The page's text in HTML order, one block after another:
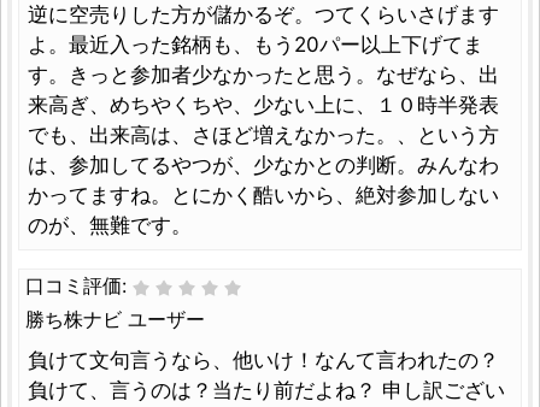
逆に空売りした方が儲かるぞ。つてくらいさげます
よ。最近入った銘柄も、もう20パー以上下げてま
す。きっと参加者少なかったと思う。なぜなら、出
来高ぎ、めちやくちや、少ない上に、１０時半発表
でも、出来高は、さほど増えなかった。、という方
は、参加してるやつが、少なかとの判断。みんなわ
かってますね。とにかく酷いから、絶対参加しない
のが、無難です。
口コミ評価:
勝ち株ナビ ユーザー
負けて文句言うなら、他いけ！なんて言われたの？
負けて、言うのは？当たり前だよね？ 申し訳ござい